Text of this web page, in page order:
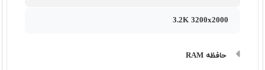
3.2K 3200x2000
حافظه RAM